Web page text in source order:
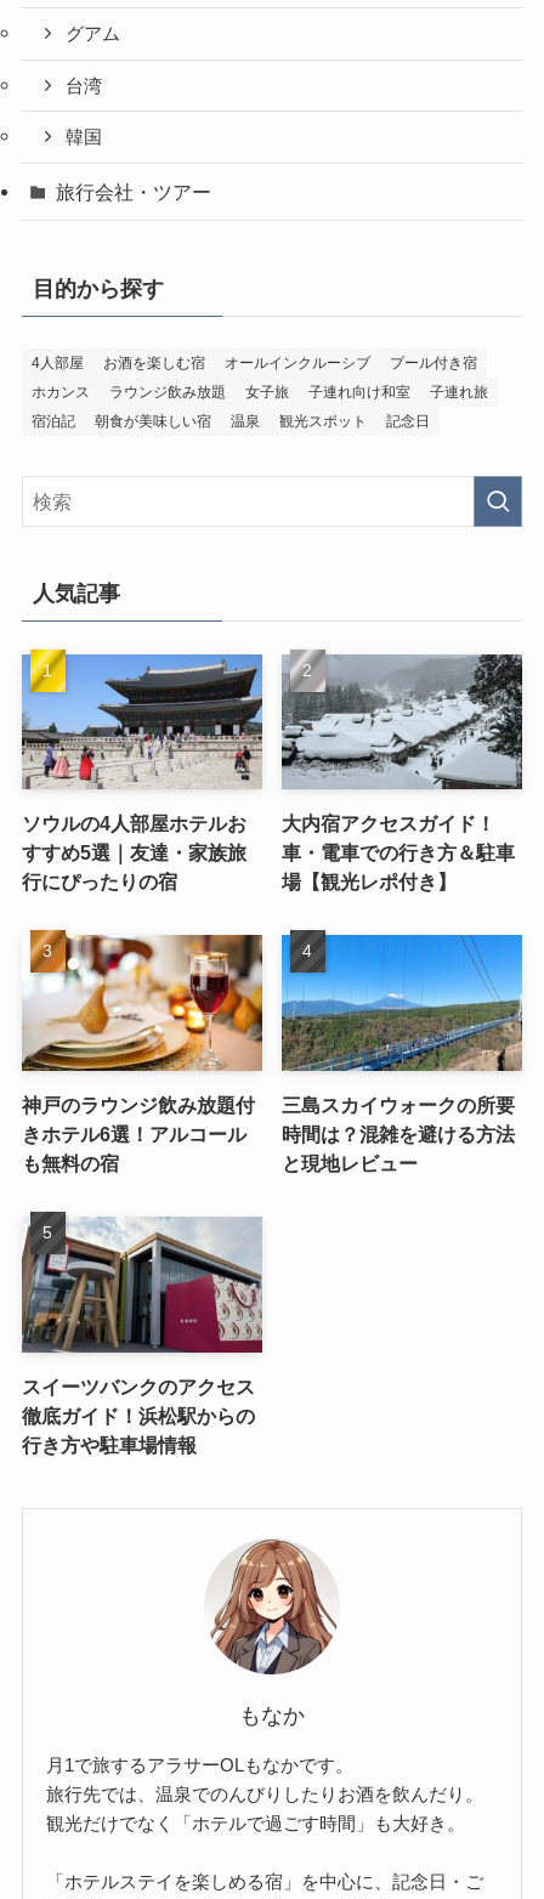
グアム
台湾
韓国
旅行会社・ツアー
目的から探す
4人部屋 お酒を楽しむ宿 オールインクルーシブ
プール付き宿
ホカンス
ラウンジ飲み放題 女子旅 子連れ向け和室
子連れ旅
宿泊記
朝食が美味しい宿 温泉 観光スポット 記念日
人気記事
ソウルの4人部屋ホテルお
すすめ5選｜友達・家族旅
行にぴったりの宿
大内宿アクセスガイド！
車・電車での行き方＆駐車
場【観光レポ付き】
神戸のラウンジ飲み放題付
きホテル6選！アルコール
も無料の宿
三島スカイウォークの所要
時間は？混雑を避ける方法
と現地レビュー
スイーツバンクのアクセス
徹底ガイド！浜松駅からの
行き方や駐車場情報
もなか
月1で旅するアラサーOLもなかです。
旅行先では、温泉でのんびりしたりお酒を飲んだり。
観光だけでなく「ホテルで過ごす時間」も大好き。
「ホテルステイを楽しめる宿」を中心に、記念日・ご